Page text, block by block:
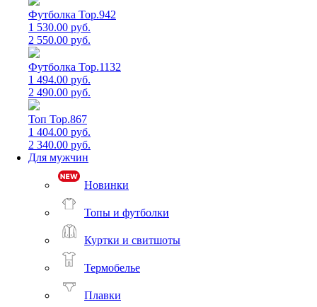
Футболка Top.942
1 530.00 руб.
2 550.00 руб.
Футболка Top.1132
1 494.00 руб.
2 490.00 руб.
Топ Top.867
1 404.00 руб.
2 340.00 руб.
Для мужчин
Новинки
Топы и футболки
Куртки и свитшоты
Термобелье
Плавки